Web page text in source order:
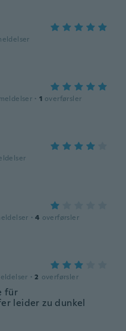
· 1 overførsler
· 4 overførsler
· 2 overførsler
für
leider zu dunkel